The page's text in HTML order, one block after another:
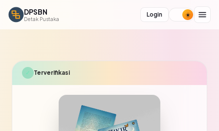
DPSBN
Detak Pustaka
Login
✓ Terverifikasi